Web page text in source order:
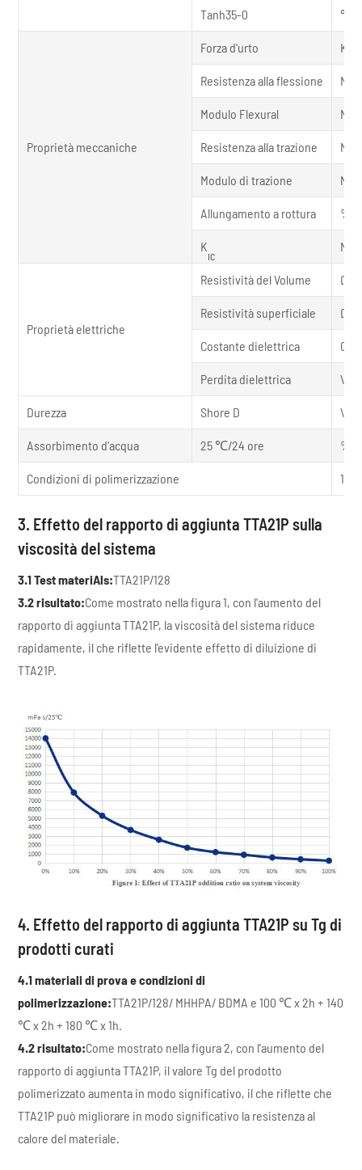
Tanh35-0 ℃
Proprietà meccaniche
Forza d'urto KJ/
Resistenza alla flessione MPa
Modulo Flexural MPa
Resistenza alla trazione MPa
Modulo di trazione MPa
Allungamento a rottura %
K
IC
Proprietà elettriche
Resistività del Volume Ω *
Resistività superficiale Ω
Costante dielettrica C
Perdita dielettrica \ \
Durezza Shore D \ \
Assorbimento d'acqua 25 ℃/24 ore %
Condizioni di polimerizzazione
3. Effetto del rapporto di aggiunta TTA21P sulla
viscosità del sistema
3.1 Test materiAls:TTA21P/128
3.2 risultato:Come mostrato nella figura 1, con l'aumento del
rapporto di aggiunta TTA21P, la viscosità del sistema riduce
rapidamente, il che riflette l'evidente effetto di diluizione di
TTA21P.
4. Effetto del rapporto di aggiunta TTA21P su Tg di
prodotti curati
4.1 materiali di prova e condizioni di
polimerizzazione:TTA21P/128/ MHHPA/ BDMA e 100 ℃ x 2h + 140
℃ x 2h + 180 ℃ x 1h.
4.2 risultato:Come mostrato nella figura 2, con l'aumento del
rapporto di aggiunta TTA21P, il valore Tg del prodotto
polimerizzato aumenta in modo significativo, il che riflette che
TTA21P può migliorare in modo significativo la resistenza al
calore del materiale.